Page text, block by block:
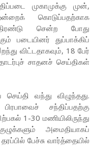
முகாமுக்கு முன்,
கொடுப்பதற்காக
சென்ற போது
படையினர் துப்பாக்கிப்
விட்டதாகவும், 18 பேர்
சாதனச் செய்திகள்
வந்து விழுந்தது.
சந்திப்பதற்கு
1-30 மணியிலிருந்து
அமைதியாகப்
பேச்சு வார்த்தையில்